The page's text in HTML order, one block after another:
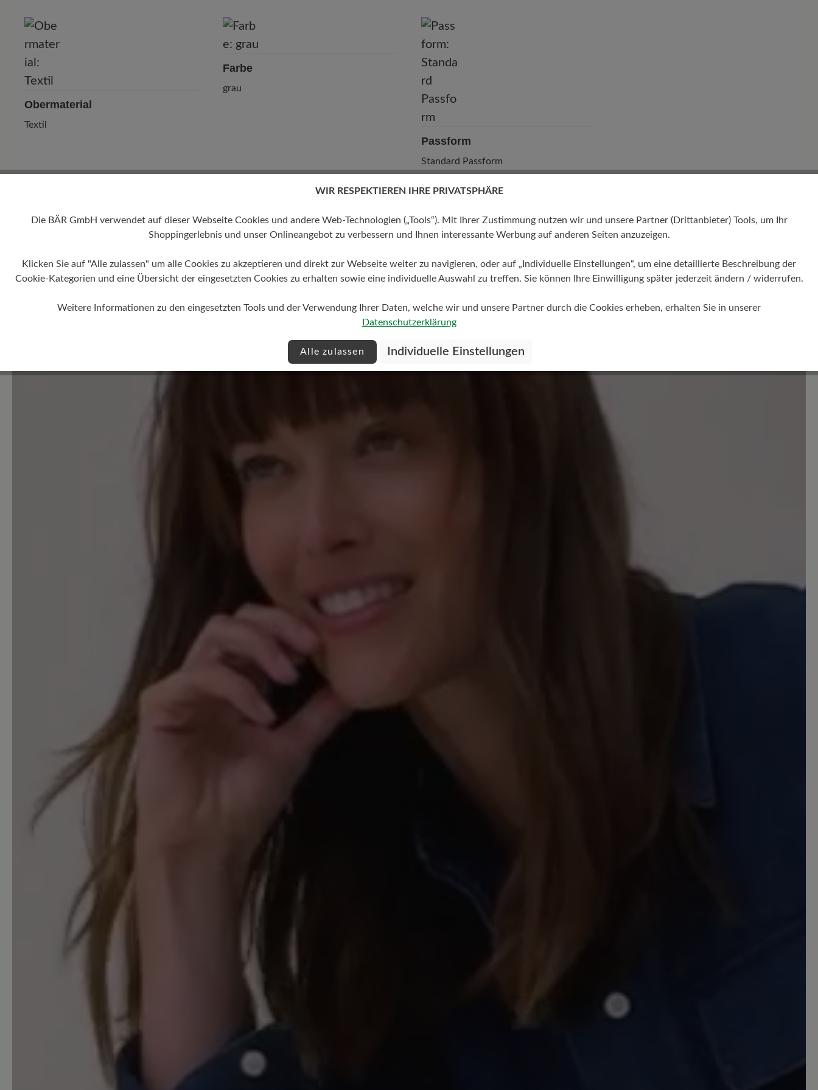
Pleidelsheimer Str. 15/1, 74321 Bietigheim-Bissingen, Deutschland
kundenbetreuung@baer-schuhe.ch
Telefon: 0800 88 62 63
Obermaterial
Textil
Farbe
grau
Passform
Standard Passform
Bewertungen lesen
0 von 0 Bewertungen
Geben Sie eine Bewertung
Keine Bewertungen gefunden. Seien Sie der Erste und teilen Sie ihre Gedanken
anderen mit.
WIR RESPEKTIEREN IHRE PRIVATSPHÄRE
Die BÄR GmbH verwendet auf dieser Webseite Cookies und andere Web-Technologien („Tools“). Mit Ihrer Zustimmung nutzen wir und unsere Partner (Drittanbieter) Tools, um Ihr
Shoppingerlebnis und unser Onlineangebot zu verbessern und Ihnen interessante Werbung auf anderen Seiten anzuzeigen.
Klicken Sie auf "Alle zulassen" um alle Cookies zu akzeptieren und direkt zur Webseite weiter zu navigieren, oder auf „Individuelle Einstellungen“, um eine detaillierte Beschreibung der
Cookie-Kategorien und eine Übersicht der eingesetzten Cookies zu erhalten sowie eine individuelle Auswahl zu treffen. Sie können Ihre Einwilligung später jederzeit ändern / widerrufen.
Weitere Informationen zu den eingesetzten Tools und der Verwendung Ihrer Daten, welche wir und unsere Partner durch die Cookies erheben, erhalten Sie in unserer
Datenschutzerklärung
Alle zulassen Individuelle Einstellungen